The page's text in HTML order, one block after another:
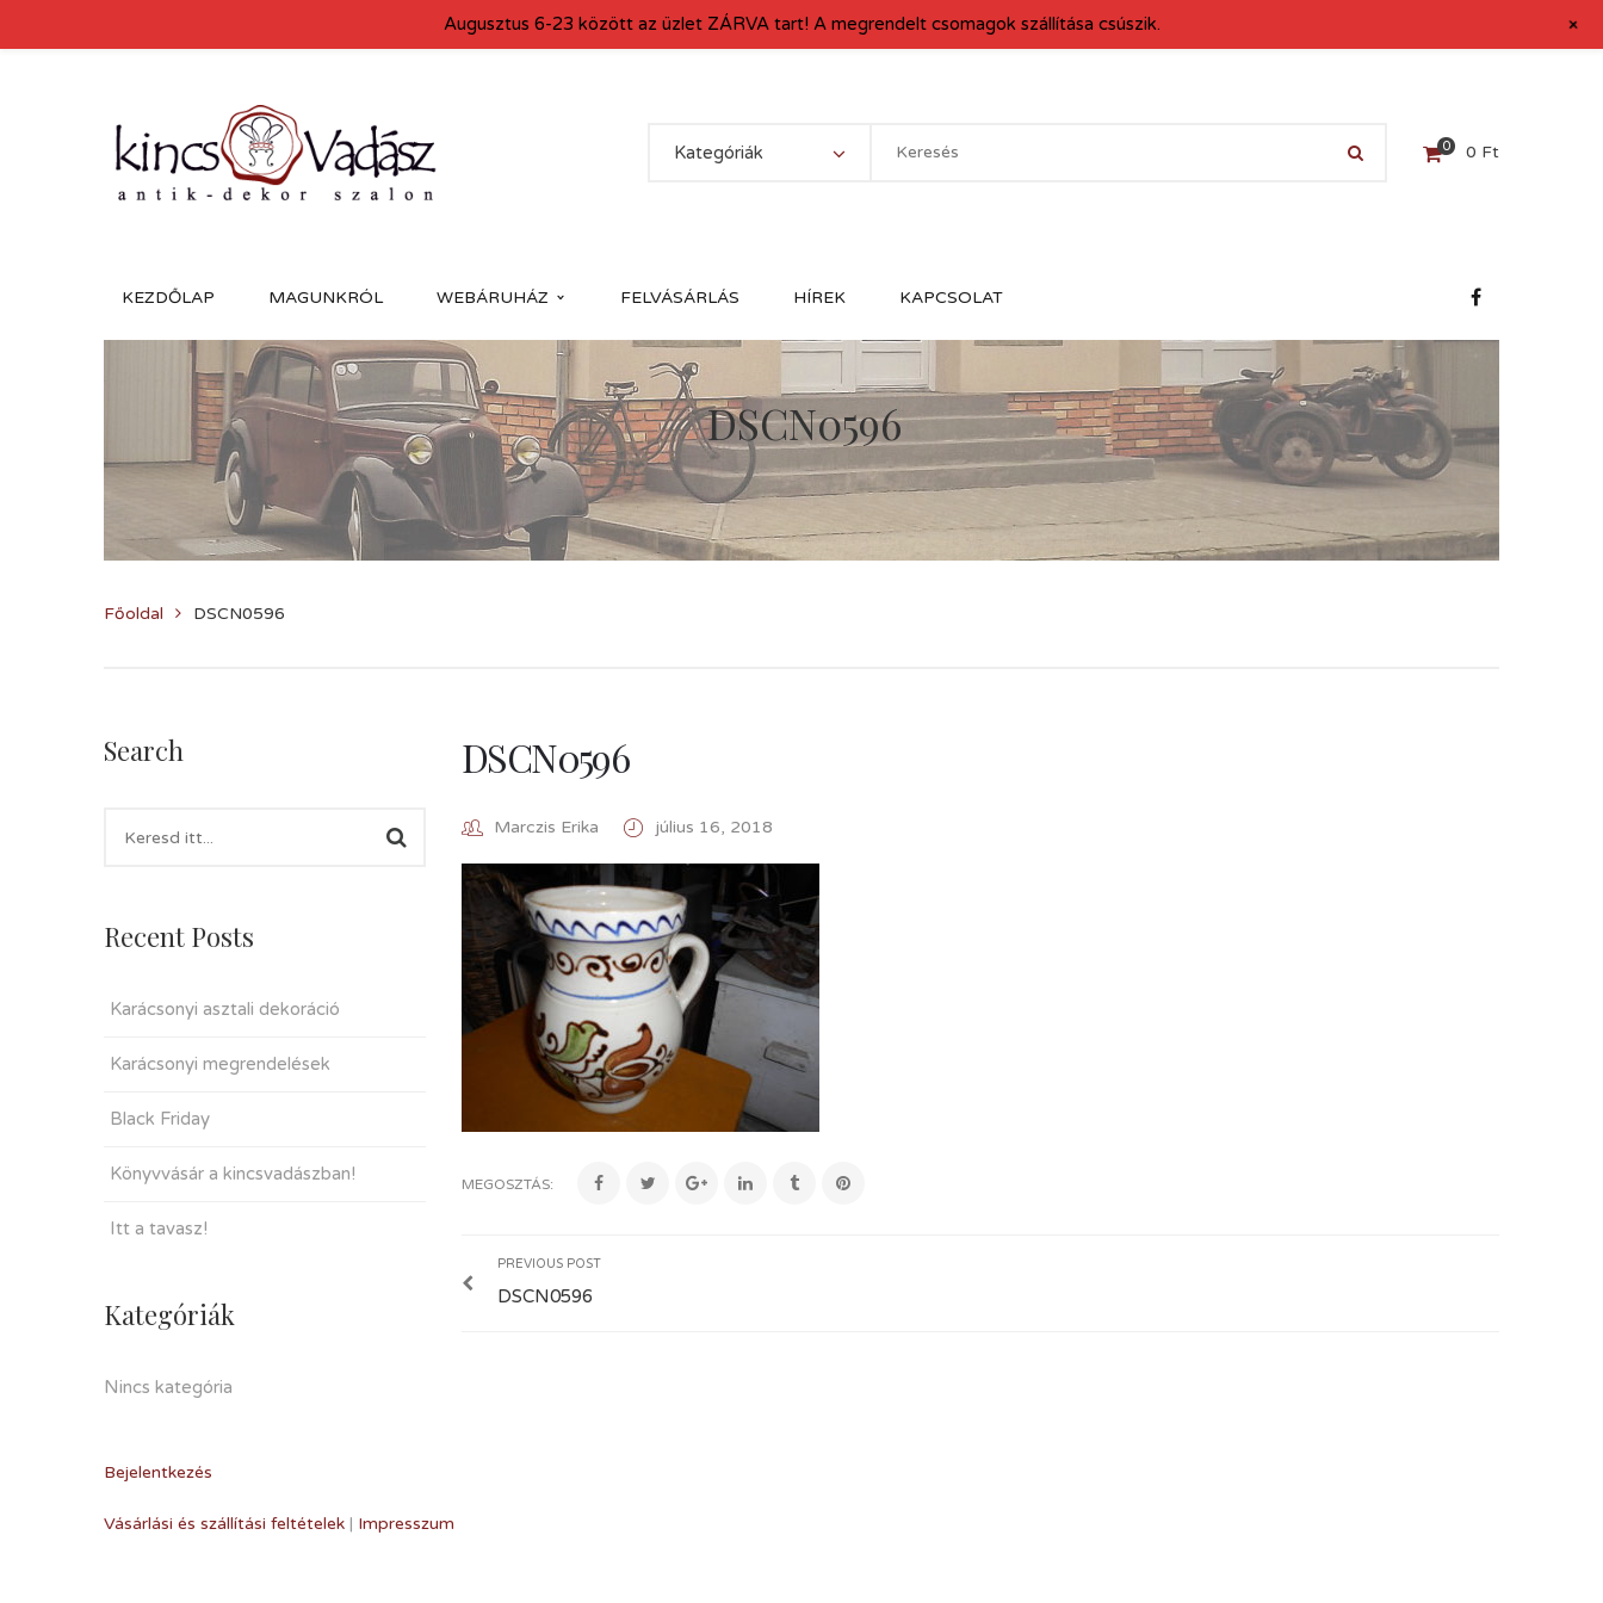
Kategóriák 0 0 Ft
KEZDŐLAP MAGUNKRÓL WEBÁRUHÁZ FELVÁSÁRLÁS HÍREK KAPCSOLAT
DSCN0596
Főoldal DSCN0596
Search
Recent Posts
Karácsonyi asztali dekoráció
Karácsonyi megrendelések
Black Friday
Könyvvásár a kincsvadászban!
Itt a tavasz!
Kategóriák
Nincs kategória
Bejelentkezés
DSCN0596
Marczis Erika július 16, 2018
MEGOSZTÁS:
PREVIOUS POST
DSCN0596
Vásárlási és szállítási feltételek | Impresszum
Augusztus 6-23 között az üzlet ZÁRVA tart! A megrendelt csomagok szállítása csúszik. +